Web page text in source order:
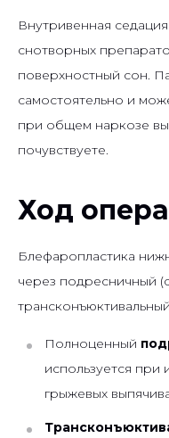
Внутривенная
снотворных
поверхностный сон.
самостоятельно и
при общем наркозе вы
почувствуете.
Ход
Блефаропластика
через подресничный
Полноценный
используется при
грыжевых